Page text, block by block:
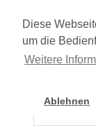
Diese
um die
Weitere
Ablehnen